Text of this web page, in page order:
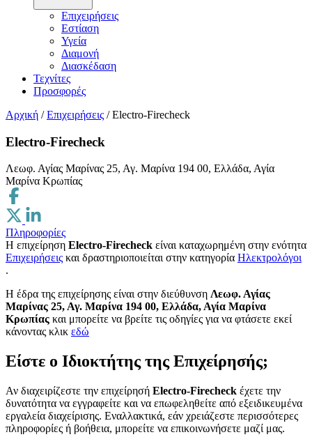
Επιχειρήσεις
Εστίαση
Υγεία
Διαμονή
Διασκέδαση
Τεχνίτες
Προσφορές
Αρχική / Επιχειρήσεις / Electro-Firecheck
Electro-Firecheck
Λεωφ. Αγίας Μαρίνας 25, Αγ. Μαρίνα 194 00, Ελλάδα, Αγία
Μαρίνα Κρωπίας
Πληροφορίες
Η επιχείρηση Electro-Firecheck είναι καταχωρημένη στην ενότητα
Επιχειρήσεις και δραστηριοποιείται στην κατηγορία Ηλεκτρολόγοι
.
H έδρα της επιχείρησης είναι στην διεύθυνση Λεωφ. Αγίας
Μαρίνας 25, Αγ. Μαρίνα 194 00, Ελλάδα, Αγία Μαρίνα
Κρωπίας και μπορείτε να βρείτε τις οδηγίες για να φτάσετε εκεί
κάνοντας κλικ εδώ
Είστε ο Ιδιοκτήτης της Επιχείρησής;
Αν διαχειρίζεστε την επιχείρησή Electro-Firecheck έχετε την
δυνατότητα να εγγραφείτε και να επωφεληθείτε από εξειδικευμένα
εργαλεία διαχείρισης. Εναλλακτικά, εάν χρειάζεστε περισσότερες
πληροφορίες ή βοήθεια, μπορείτε να επικοινωνήσετε μαζί μας.